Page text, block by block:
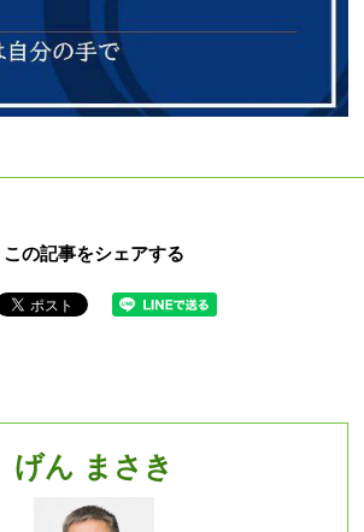
この記事をシェアする
げん まさき